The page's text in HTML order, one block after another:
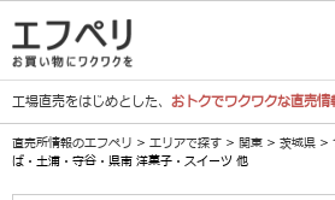
工場直売をはじめとした、 おトクでワクワクな直売情
直売所情報のエフペリ > エリアで探す > 関東 > 茨城県 >
ば・土浦・守谷・県南 洋菓子・スイーツ 他